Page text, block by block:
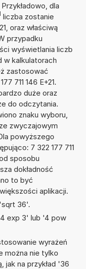
dla
liczba zostanie
oraz właściwą
przypadku
wyświetlania liczb
w kalkulatorach
zastosować
711 146 E+21.
duże oraz
do odczytania.
znaku wyboru,
zwyczajowym
powyższego
7 322 177 711
sposobu
dokładność
to być
aplikacji.
36'.
exp 3' lub '4 pow
wyrażeń
można nie tylko
jak na przykład '36